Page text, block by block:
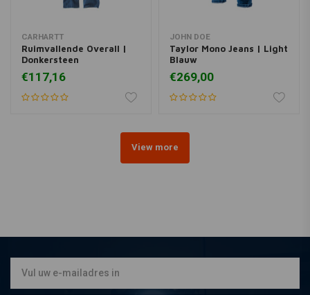
CARHARTT
Ruimvallende Overall |
Donkersteen
€117,16
JOHN DOE
Taylor Mono Jeans | Light
Blauw
€269,00
View more